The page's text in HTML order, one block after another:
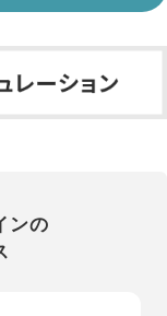
ンの